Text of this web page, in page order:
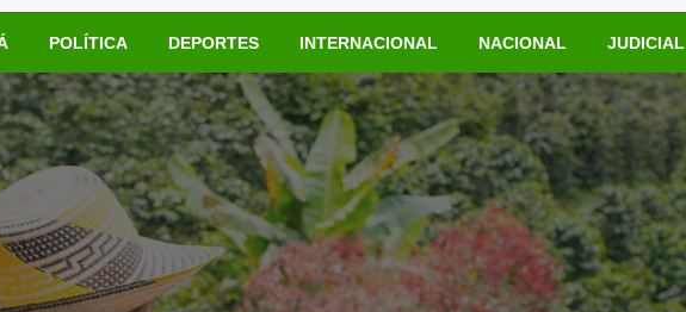
POLÍTICA DEPORTES INTERNACIONAL NACIONAL JUDICIAL